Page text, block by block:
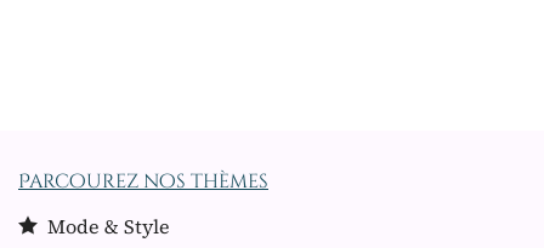
Parcourez nos thèmes
Mode & Style